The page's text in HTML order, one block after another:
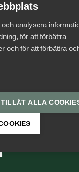
analysera
för att förbättra
och för att förbättra
TILLÅT ALLA